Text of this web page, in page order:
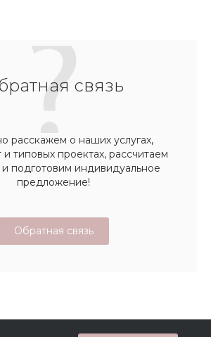
связь
расскажем о наших услугах,
и типовых проектах, рассчитаем
и подготовим индивидуальное
предложение!
Обратная связь